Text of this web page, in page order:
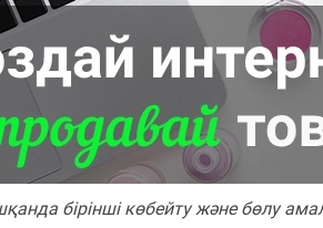
бірінші көбейту және бөлу